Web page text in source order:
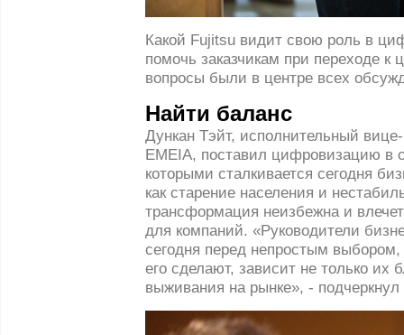
Какой Fujitsu видит свою роль в
помочь заказчикам при переходе
вопросы были в центре всех
Найти баланс
Дункан Тэйт, исполнительный
EMEIA, поставил цифровизацию в
которыми сталкивается сегодня
как старение населения и
трансформация неизбежна и
для компаний. «Руководители
сегодня перед непростым выбором,
его сделают, зависит не только их
выживания на рынке», - подчеркнул